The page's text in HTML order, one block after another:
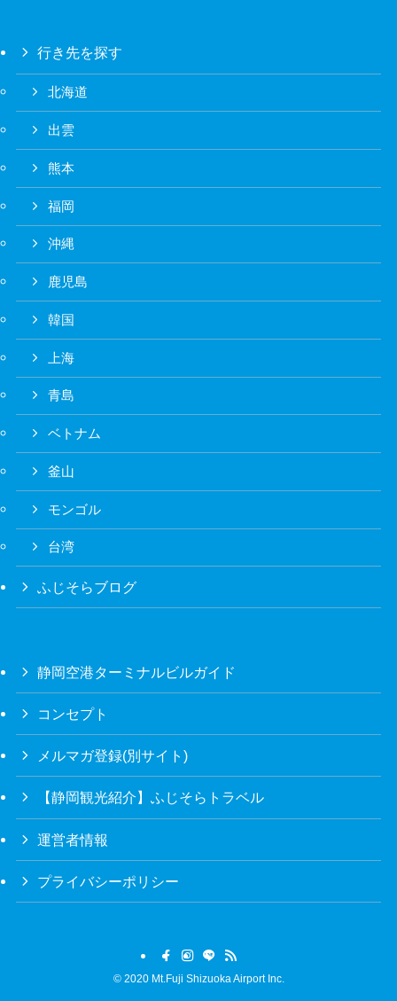
行き先を探す
北海道
出雲
熊本
福岡
沖縄
鹿児島
韓国
上海
青島
ベトナム
釜山
モンゴル
台湾
ふじそらブログ
静岡空港ターミナルビルガイド
コンセプト
メルマガ登録(別サイト)
【静岡観光紹介】ふじそらトラベル
運営者情報
プライバシーポリシー
©2020 Mt.Fuji Shizuoka Airport Inc.